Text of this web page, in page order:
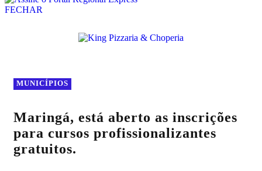
EM ALTA
FECHAR
MUNICÍPIOS
Maringá, está aberto as inscrições
para cursos profissionalizantes
gratuitos.